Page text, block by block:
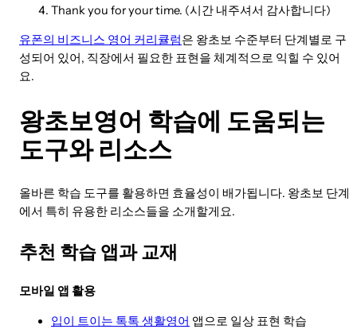
Thank you for your time. (시간 내주셔서 감사합니다)
유폰의 비즈니스 영어 커리큘럼은 왕초보 수준부터 단계별로 구
성되어 있어, 직장에서 필요한 표현을 체계적으로 익힐 수 있어
요.
왕초보영어 학습에 도움되는
도구와 리소스
올바른 학습 도구를 활용하면 효율성이 배가됩니다. 왕초보 단계
에서 특히 유용한 리소스들을 소개할게요.
추천 학습 앱과 교재
모바일 앱 활용
입이 트이는 톡톡 생활영어 앱으로 일상 표현 학습